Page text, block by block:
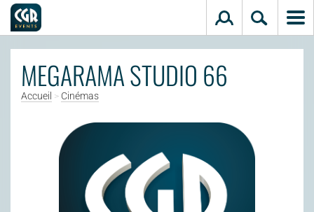
MEGARAMA STUDIO 66
Accueil > Cinémas